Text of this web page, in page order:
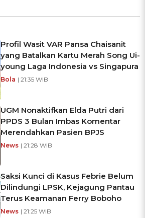
Profil Wasit VAR Pansa Chaisanit
yang Batalkan Kartu Merah Song Ui-
young Laga Indonesia vs Singapura
Bola | 21:35 WIB
UGM Nonaktifkan Elda Putri dari
PPDS 3 Bulan Imbas Komentar
Merendahkan Pasien BPJS
News | 21:28 WIB
Saksi Kunci di Kasus Febrie Belum
Dilindungi LPSK, Kejagung Pantau
Terus Keamanan Ferry Boboho
News | 21:25 WIB